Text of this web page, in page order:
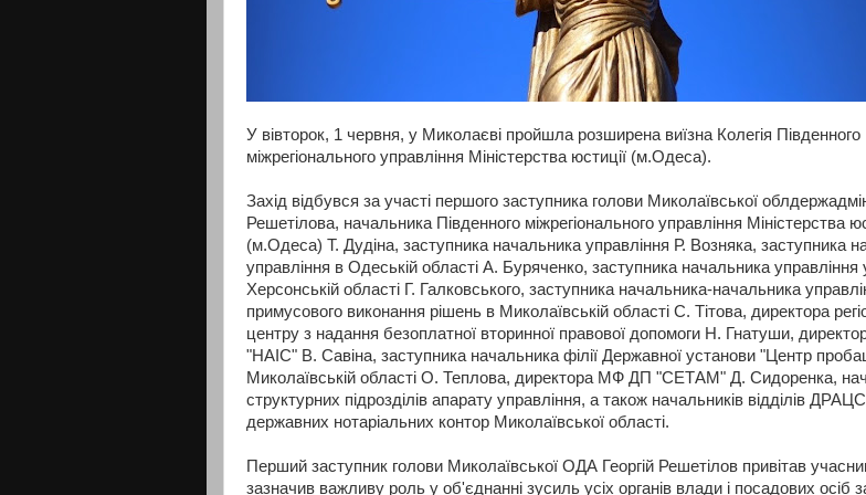
У вівторок, 1 червня, у Миколаєві пройшла розширена виїзна Колегія Південного
міжрегіонального управління Міністерства юстиції (м.Одеса).
Захід відбувся за участі першого заступника голови Миколаївської
Решетілова, начальника Південного міжрегіонального управління Міністерства
(м.Одеса) Т. Дудіна, заступника начальника управління Р. Возняка, заступника
управління в Одеській області А. Буряченко, заступника начальника управління
Херсонській області Г. Галковського, заступника начальника-начальника
примусового виконання рішень в Миколаївській області С. Тітова, директора
центру з надання безоплатної вторинної правової допомоги Н. Гнатуши,
"НАІС" В. Савіна, заступника начальника філії Державної установи "Центр
Миколаївській області О. Теплова, директора МФ ДП "СЕТАМ" Д. Сидоренка,
структурних підрозділів апарату управління, а також начальників відділів
державних нотаріальних контор Миколаївської області.
Перший заступник голови Миколаївської ОДА Георгій Решетілов привітав
зазначив важливу роль у об'єднанні зусиль усіх органів влади і посадових осіб